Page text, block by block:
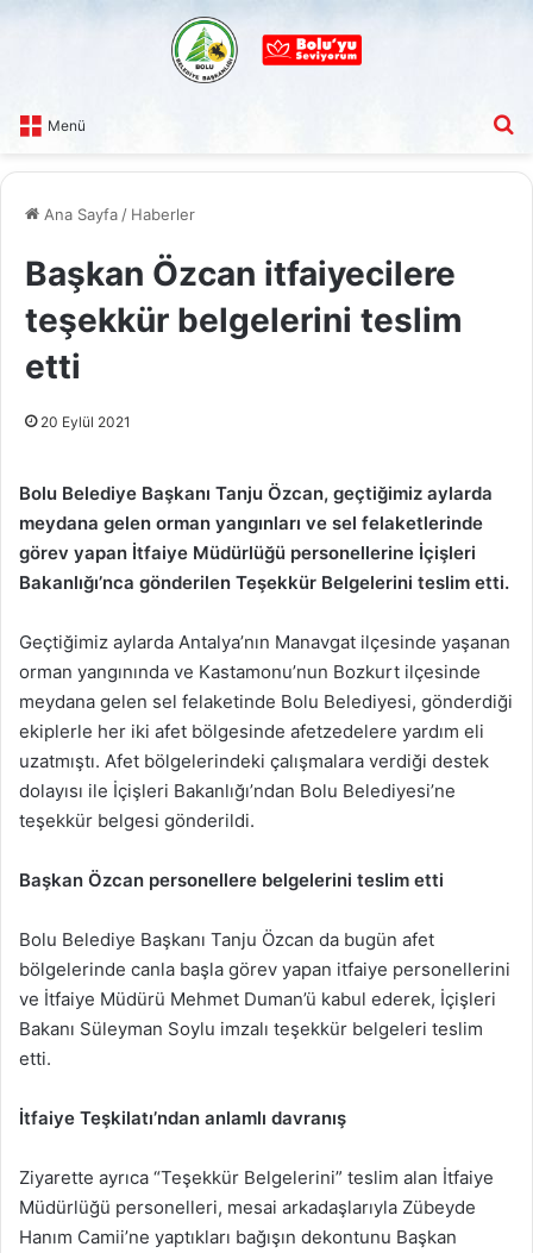
Menü
Ana Sayfa / Haberler
Başkan Özcan itfaiyecilere
teşekkür belgelerini teslim
etti
20 Eylül 2021
Bolu Belediye Başkanı Tanju Özcan, geçtiğimiz aylarda
meydana gelen orman yangınları ve sel felaketlerinde
görev yapan İtfaiye Müdürlüğü personellerine İçişleri
Bakanlığı’nca gönderilen Teşekkür Belgelerini teslim etti.
Geçtiğimiz aylarda Antalya’nın Manavgat ilçesinde yaşanan
orman yangınında ve Kastamonu’nun Bozkurt ilçesinde
meydana gelen sel felaketinde Bolu Belediyesi, gönderdiği
ekiplerle her iki afet bölgesinde afetzedelere yardım eli
uzatmıştı. Afet bölgelerindeki çalışmalara verdiği destek
dolayısı ile İçişleri Bakanlığı’ndan Bolu Belediyesi’ne
teşekkür belgesi gönderildi.
Başkan Özcan personellere belgelerini teslim etti
Bolu Belediye Başkanı Tanju Özcan da bugün afet
bölgelerinde canla başla görev yapan itfaiye personellerini
ve İtfaiye Müdürü Mehmet Duman’ü kabul ederek, İçişleri
Bakanı Süleyman Soylu imzalı teşekkür belgeleri teslim
etti.
İtfaiye Teşkilatı’ndan anlamlı davranış
Ziyarette ayrıca “Teşekkür Belgelerini” teslim alan İtfaiye
Müdürlüğü personelleri, mesai arkadaşlarıyla Zübeyde
Hanım Camii’ne yaptıkları bağışın dekontunu Başkan